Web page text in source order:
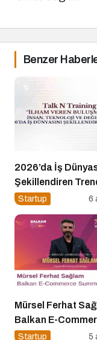
Benzer
2026’da İş
Şekillendiren
Talk N Training
Serisinde!
Startup 6
Mürsel Ferhat
Balkan E-
Summit’e Konuştu
Startup 5